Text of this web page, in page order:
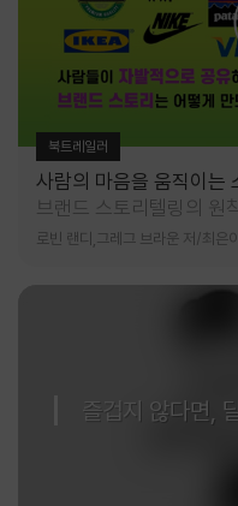
북트레일러
사람의 마음을 움직이는
브랜드 스토리텔링의 원칙
즐겁지 않다면,